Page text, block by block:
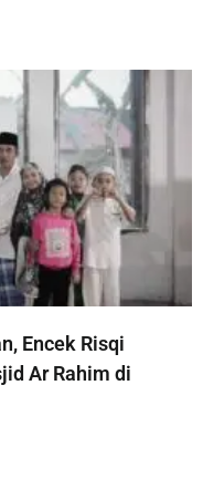
Encek Risqi
Ar Rahim di